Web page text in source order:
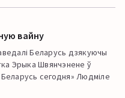
вайну
Беларусь дзякуючы
Эрыка Швянчэнене ў
сегодня» Людміле